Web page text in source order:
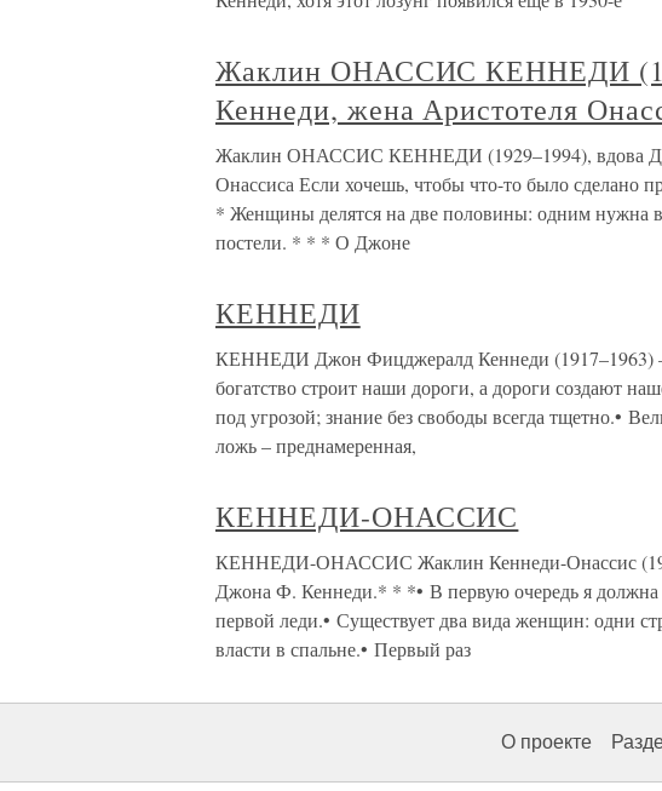
Жаклин ОНАССИС КЕННЕДИ
Кеннеди, жена Аристотеля
Жаклин ОНАССИС КЕННЕДИ (1929–1994), вдова
Онассиса Если хочешь, чтобы что-то было сделано
* Женщины делятся на две половины: одним нужна
постели. * * * О Джоне
КЕННЕДИ
КЕННЕДИ Джон Фицджералд Кеннеди
богатство строит наши дороги, а дороги создают
под угрозой; знание без свободы всегда тщетно.•
ложь – преднамеренная,
КЕННЕДИ-ОНАССИС
КЕННЕДИ-ОНАССИС Жаклин Кеннеди-Онассис
Джона Ф. Кеннеди.* * *• В первую очередь я
первой леди.• Существует два вида женщин: одни
власти в спальне.• Первый раз
О проекте